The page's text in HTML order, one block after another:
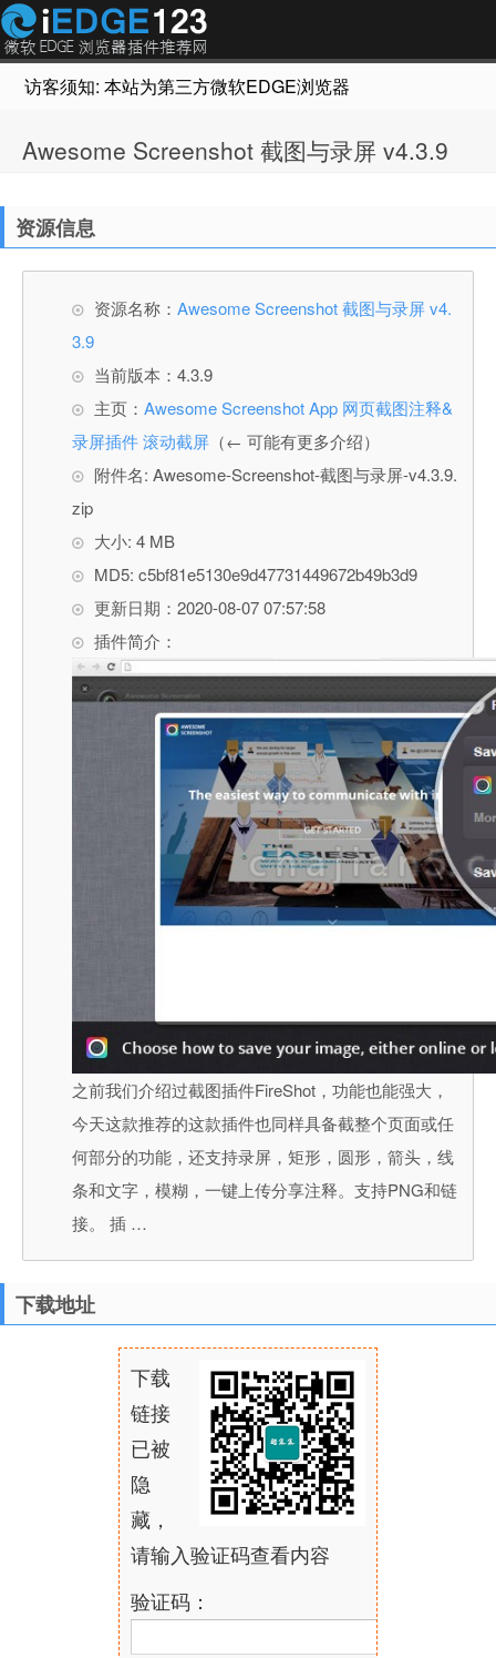
访客须知: 本站为第三方微软EDGE浏览器插件推荐网站，
Awesome Screenshot 截图与录屏 v4.3.9
资源信息
资源名称： Awesome Screenshot 截图与录屏 v4.
3.9
当前版本：4.3.9
主页： Awesome Screenshot App 网页截图注释&
录屏插件 滚动截屏 （← 可能有更多介绍）
附件名: Awesome-Screenshot-截图与录屏-v4.3.9.
zip
大小: 4 MB
MD5: c5bf81e5130e9d47731449672b49b3d9
更新日期：2020-08-07 07:57:58
插件简介：
之前我们介绍过截图插件FireShot，功能也能强大，
今天这款推荐的这款插件也同样具备截整个页面或任
何部分的功能，还支持录屏，矩形，圆形，箭头，线
条和文字，模糊，一键上传分享注释。支持PNG和链
接。 插 …
下载地址
下载
链接
已被
隐
藏，
请输入验证码查看内容
验证码：